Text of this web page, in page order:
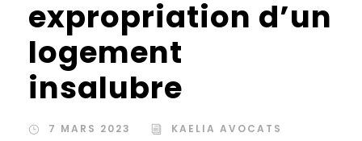
expropriation d’un
logement
insalubre
7 MARS 2023
KAELIA AVOCATS